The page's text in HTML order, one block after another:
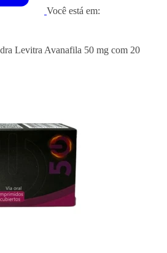
Você está em:
Levitra Avanafila 50 mg com 20